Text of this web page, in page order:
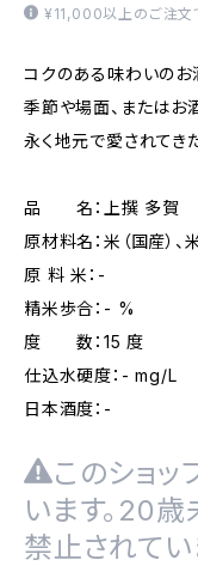
¥11,000以上のご注文
コクのある味わいのお
季節や場面、またはお
永く地元で愛されてき
品 名：上撰 多賀
原材料名：米（国産）
原 料 米：-
精米歩合：- %
度 数：15 度
仕込水硬度：- mg/L
日本酒度：-
このショ
います。20
禁止されてい